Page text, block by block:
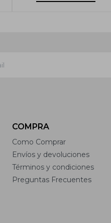
COMPRA
Como Comprar
Envíos y devoluciones
Términos y condiciones
Preguntas Frecuentes